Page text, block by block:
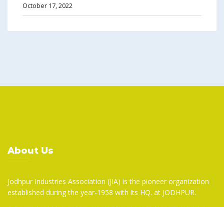
October 17, 2022
About Us
Jodhpur Industries Association (JIA) is the pioneer organization
established during the year-1958 with its HQ. at JODHPUR.